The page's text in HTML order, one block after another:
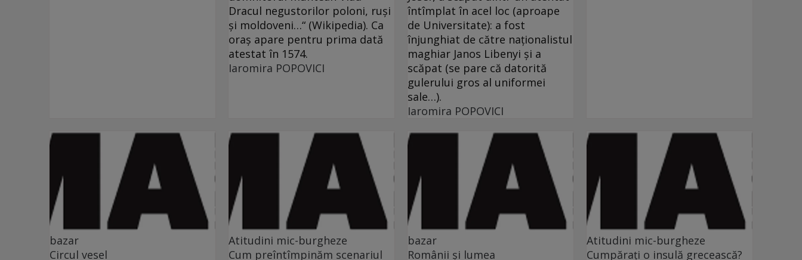
Dracul negustorilor poloni, ruşi
şi moldoveni…“ (Wikipedia). Ca
oraş apare pentru prima dată
atestat în 1574.
Iaromira POPOVICI
întîmplat în acel loc (aproape
de Universitate): a fost
înjunghiat de către naţionalistul
maghiar Janos Libenyi şi a
scăpat (se pare că datorită
gulerului gros al uniformei
sale…).
Iaromira POPOVICI
bazar
Circul vesel
Atitudini mic-burgheze
Cum preîntîmpinăm scenariul
bazar
Românii şi lumea
Atitudini mic-burgheze
Cumpăraţi o insulă grecească?